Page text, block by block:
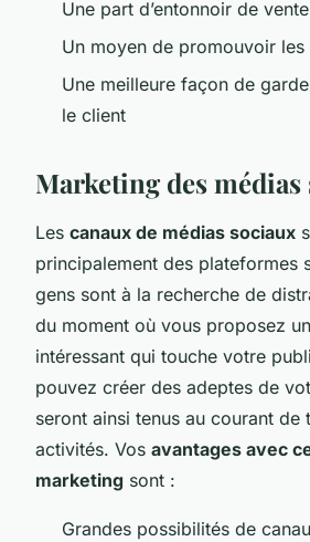
Une part d’entonnoir de vente
Un moyen de promouvoir
Une meilleure façon de
le client
Marketing des médias
Les canaux de médias sociaux
principalement des plateformes
gens sont à la recherche de
du moment où vous proposez
intéressant qui touche votre
pouvez créer des adeptes de
seront ainsi tenus au courant de
activités. Vos avantages avec
marketing sont :
Grandes possibilités de